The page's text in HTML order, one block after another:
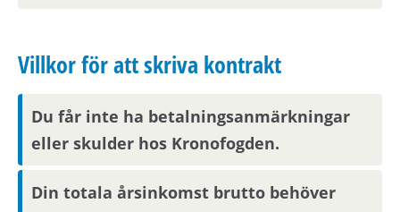
tecknad hemförsäkring för din nya bostad.
Om hyran
Kostnad för hushållsel tillkommer.
Villkor för att skriva kontrakt
Du får inte ha betalningsanmärkningar
eller skulder hos Kronofogden.
Din totala årsinkomst brutto behöver